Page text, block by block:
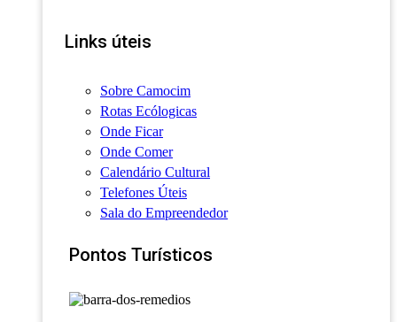
Links úteis
Sobre Camocim
Rotas Ecólogicas
Onde Ficar
Onde Comer
Calendário Cultural
Telefones Úteis
Sala do Empreendedor
Pontos Turísticos